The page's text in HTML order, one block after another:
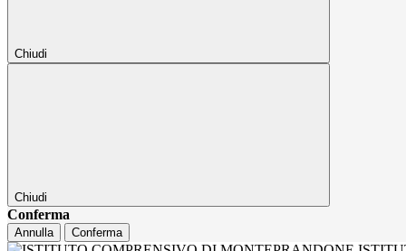
Chiudi
Chiudi
Conferma
Annulla Conferma